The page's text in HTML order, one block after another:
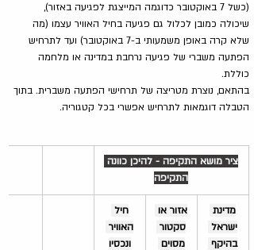
(כשל 7 באוקטובר כדוגמה המייצגת לפגיעה באזור),
שיכולה כמובן לכלול גם פגיעה בחיל האוויר עצמו (מה
שלא קרה באופן משמעותי ב-7 באוקטובר) ועד לתרחיש
הפתעה משברי של פגיעה נרחבת במדינה או מלחמה
כוללת.
בהתאם, נוצרת מטריצה של תרחישי הפתעה משברית. בתוך
הטבלה דוגמאות לתרחיש אפשרי בכל קטגוריה.
ציר מושא התקיפה - להיכן כוונה
התקיפה
מדינת
ישראל
בהיקף
אזור או
סקטור
מסוים
חיל
האוויר
ונכסיו